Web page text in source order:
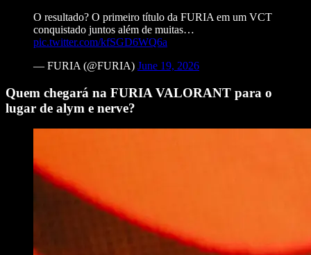
O resultado? O primeiro título da FURIA em um VCT
conquistado juntos além de muitas…
pic.twitter.com/kfSGD6WQ6a
— FURIA (@FURIA) June 19, 2026
Quem chegará na FURIA VALORANT para o
lugar de alym e nerve?